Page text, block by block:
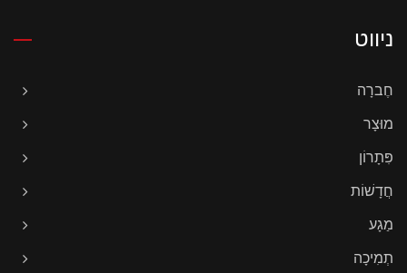
ניווט
חֶברָה
מוּצָר
פִּתָרוֹן
חֲדָשׁוֹת
מַגָע
תְמִיכָה